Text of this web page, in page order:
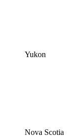
Yukon
Nova Scotia